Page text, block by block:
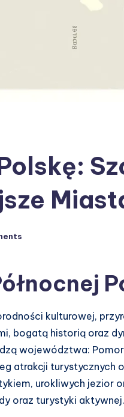
kulturowej,
bogatą historią oraz
województwa:
atrakcji turystycznych
urokliwych jezior
oraz turystyki aktywnej.